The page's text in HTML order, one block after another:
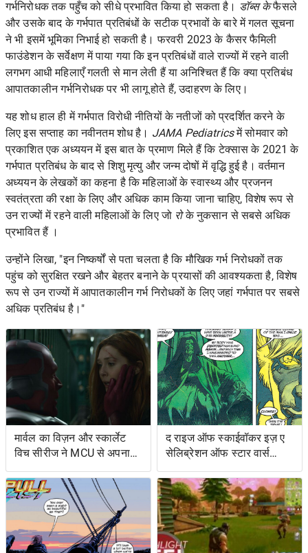
गर्भनिरोधक तक पहुँच को सीधे प्रभावित किया हो सकता है। डॉब्स केफैसले
और उसके बाद के गर्भपात प्रतिबंधों के सटीक प्रभावों के बारे में गलत सूचना
ने भी इसमें भूमिका निभाई हो सकती है। फरवरी 2023 के कैसर फैमिली
फाउंडेशन के सर्वेक्षण मेंपाया गयाकि इन प्रतिबंधों वाले राज्यों में रहने वाली
लगभग आधी महिलाएँ गलती से मान लेती हैं या अनिश्चित हैं कि क्या प्रतिबंध
आपातकालीन गर्भनिरोधक पर भी लागू होते हैं, उदाहरण के लिए।
यह शोध हाल ही में गर्भपात विरोधी नीतियों के नतीजों को प्रदर्शित करने के
लिए इस सप्ताह का नवीनतम शोध है। JAMA Pediatricsमें सोमवार को
प्रकाशितएक अध्ययन में इस बात के प्रमाण मिले हैं कि टेक्सास के 2021 के
गर्भपात प्रतिबंध के बाद से शिशु मृत्यु और जन्म दोषों में वृद्धि हुई है। वर्तमान
अध्ययन के लेखकों का कहना है कि महिलाओं के स्वास्थ्य और प्रजनन
स्वतंत्रता की रक्षा के लिए और अधिक काम किया जाना चाहिए, विशेष रूप से
उन राज्यों में रहने वाली महिलाओं के लिए जो रोके नुकसान से सबसे अधिक
प्रभावित हैं ।
उन्होंने लिखा, "इन निष्कर्षों से पता चलता है कि मौखिक गर्भ निरोधकों तक
पहुंच को सुरक्षित रखने और बेहतर बनाने के प्रयासों की आवश्यकता है, विशेष
रूप से उन राज्यों में आपातकालीन गर्भ निरोधकों के लिए जहां गर्भपात पर सबसे
अधिक प्रतिबंध है।"
मार्वल का विज़न और स्कार्लेट
विच सीरीज ने MCU से अपना
शोअरनर चुना
द राइज ऑफ स्काईवॉकर इज़ ए
सेलिब्रेशन ऑफ स्टार वार्स
ओल्ड एक्सटेंडेड यूनिवर्स- एंड
इट्स ग्रेटेस्ट रेस्ट्यूडिएशन